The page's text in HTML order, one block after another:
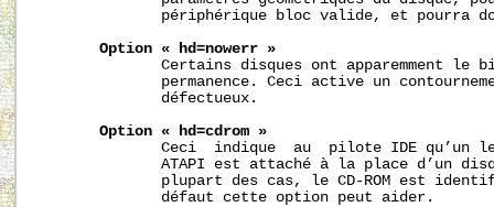
périphérique bloc valide, et pourra
Option « hd=nowerr »
Certains disques ont apparemment le
permanence. Ceci active un
              défectueux.
Option « hd=cdrom »
Ceci  indique  au  pilote IDE qu’un
ATAPI est attaché à la place d’un
plupart des cas, le CD-ROM est
              défaut cette option peut aider.